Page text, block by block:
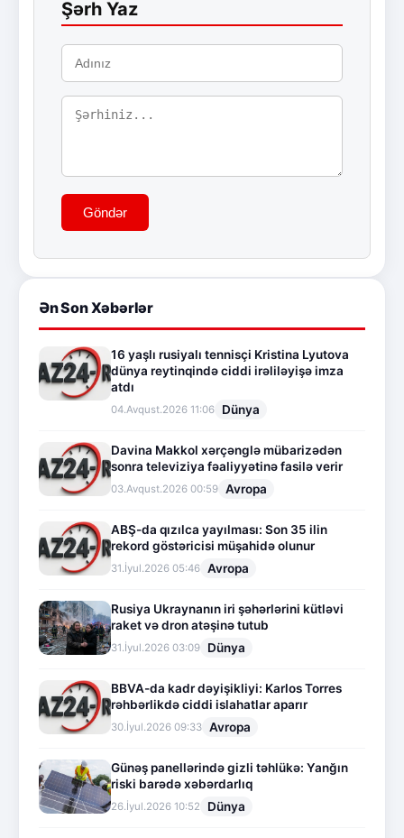
Şərh Yaz
Göndər
Ən Son Xəbərlər
16 yaşlı rusiyalı tennisçi Kristina Lyutova
dünya reytinqində ciddi irəliləyişə imza
atdı
04.Avqust.2026 11:06 Dünya
Davina Makkol xərçənglə mübarizədən
sonra televiziya fəaliyyətinə fasilə verir
03.Avqust.2026 00:59 Avropa
ABŞ-da qızılca yayılması: Son 35 ilin
rekord göstəricisi müşahidə olunur
31.İyul.2026 05:46 Avropa
Rusiya Ukraynanın iri şəhərlərini kütləvi
raket və dron atəşinə tutub
31.İyul.2026 03:09 Dünya
BBVA-da kadr dəyişikliyi: Karlos Torres
rəhbərlikdə ciddi islahatlar aparır
30.İyul.2026 09:33 Avropa
Günəş panellərində gizli təhlükə: Yanğın
riski barədə xəbərdarlıq
26.İyul.2026 10:52 Dünya